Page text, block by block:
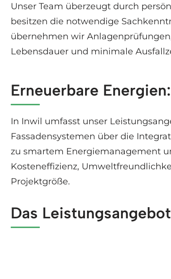
Unser Team überzeugt durch
besitzen die notwendige
übernehmen wir
Lebensdauer und minimale
Erneuerbare
In Inwil umfasst unser
Fassadensystemen über die
zu smartem Energiemanagement
Kosteneffizienz,
Projektgröße.
Das Leistungsangebot